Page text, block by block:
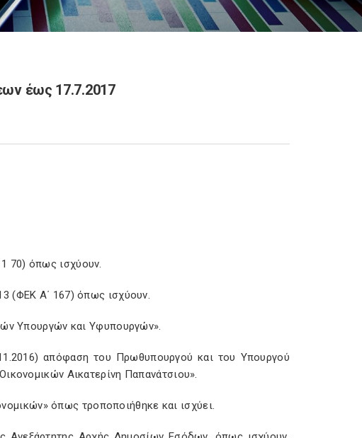
έως 17.7.2017
70) όπως ισχύουν.
(ΦΕΚ Α΄ 167) όπως ισχύουν.
Υπουργών και Υφυπουργών».
απόφαση του Πρωθυπουργού και του Υπουργού
Αικατερίνη Παπανάτσιου».
όπως τροποποιήθηκε και ισχύει.